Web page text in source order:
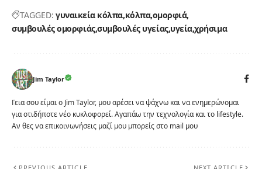
TAGGED: γυναικεία κόλπα κόλπα ομορφιά
συμβουλές ομορφιάςσυμβουλές υγείας υγείαχρήσιμα
Jim Taylor
Γεια σου είμαι ο Jim Taylor, μου αρέσει να ψάχνω και να ενημερώνομαι
για οτιδήποτε νέο κυκλοφορεί. Αγαπάω την τεχνολογία και το lifestyle.
Αν θες να επικοινωνήσεις μαζί μου μπορείς στο mail μου